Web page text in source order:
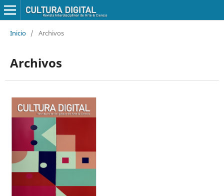
Inicio / Archivos
Archivos